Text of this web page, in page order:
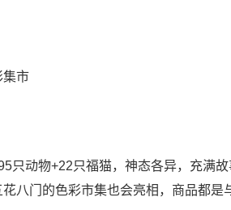
市
动物+22只福猫，神态各异，充满故
八门的色彩市集也会亮相，商品都